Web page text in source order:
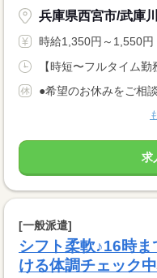
兵庫県西宮市/武庫
時給1,350円～1,550円
【時短〜フルタイム勤
●希望のお休みをご相
求
[一般派遣]
シフト柔軟♪16時
ける体調チェック